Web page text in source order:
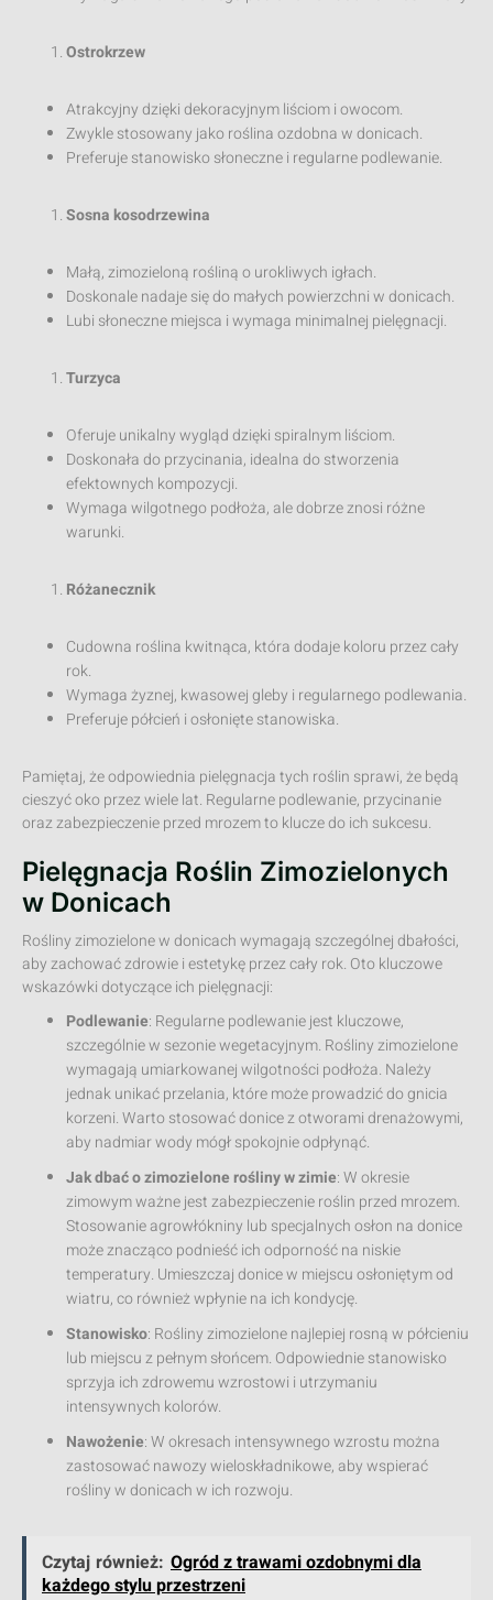
Ostrokrzew
Atrakcyjny dzięki dekoracyjnym liściom i owocom.
Zwykle stosowany jako roślina ozdobna w donicach.
Preferuje stanowisko słoneczne i regularne podlewanie.
Sosna kosodrzewina
Małą, zimozieloną rośliną o urokliwych igłach.
Doskonale nadaje się do małych powierzchni w donicach.
Lubi słoneczne miejsca i wymaga minimalnej pielęgnacji.
Turzyca
Oferuje unikalny wygląd dzięki spiralnym liściom.
Doskonała do przycinania, idealna do stworzenia
efektownych kompozycji.
Wymaga wilgotnego podłoża, ale dobrze znosi różne
warunki.
Różanecznik
Cudowna roślina kwitnąca, która dodaje koloru przez cały
rok.
Wymaga żyznej, kwasowej gleby i regularnego podlewania.
Preferuje półcień i osłonięte stanowiska.
Pamiętaj, że odpowiednia pielęgnacja tych roślin sprawi, że będą
cieszyć oko przez wiele lat. Regularne podlewanie, przycinanie
oraz zabezpieczenie przed mrozem to klucze do ich sukcesu.
Pielęgnacja Roślin Zimozielonych
w Donicach
Rośliny zimozielone w donicach wymagają szczególnej dbałości,
aby zachować zdrowie i estetykę przez cały rok. Oto kluczowe
wskazówki dotyczące ich pielęgnacji:
Podlewanie: Regularne podlewanie jest kluczowe,
szczególnie w sezonie wegetacyjnym. Rośliny zimozielone
wymagają umiarkowanej wilgotności podłoża. Należy
jednak unikać przelania, które może prowadzić do gnicia
korzeni. Warto stosować donice z otworami drenażowymi,
aby nadmiar wody mógł spokojnie odpłynąć.
Jak dbać o zimozielone rośliny w zimie: W okresie
zimowym ważne jest zabezpieczenie roślin przed mrozem.
Stosowanie agrowłókniny lub specjalnych osłon na donice
może znacząco podnieść ich odporność na niskie
temperatury. Umieszczaj donice w miejscu osłoniętym od
wiatru, co również wpłynie na ich kondycję.
Stanowisko: Rośliny zimozielone najlepiej rosną w półcieniu
lub miejscu z pełnym słońcem. Odpowiednie stanowisko
sprzyja ich zdrowemu wzrostowi i utrzymaniu
intensywnych kolorów.
Nawożenie: W okresach intensywnego wzrostu można
zastosować nawozy wieloskładnikowe, aby wspierać
rośliny w donicach w ich rozwoju.
Czytaj również: Ogród z trawami ozdobnymi dla
każdego stylu przestrzeni